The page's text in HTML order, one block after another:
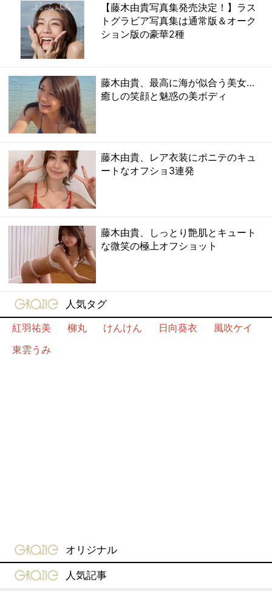
【藤木由貴写真集発売決定！】ラス
トグラビア写真集は通常版＆オーク
ション版の豪華2種
藤木由貴、最高に海が似合う美女…
癒しの笑顔と魅惑の美ボディ
藤木由貴、レア衣装にポニテのキュ
ートなオフショ3連発
藤木由貴、しっとり艶肌とキュート
な微笑の極上オフショット
gravure-grazie
人気タグ
紅羽祐美
柳丸 けんけん 日向葵衣
風吹ケイ
東雲うみ
gravure-grazie
オリジナル
gravure-grazie
人気記事